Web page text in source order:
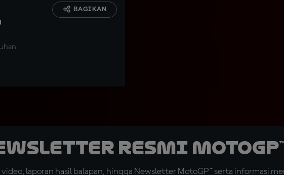
BAGIKAN
Resmi
laporan hasil balapan, hingga Newsletter MotoGP™ serta informasi